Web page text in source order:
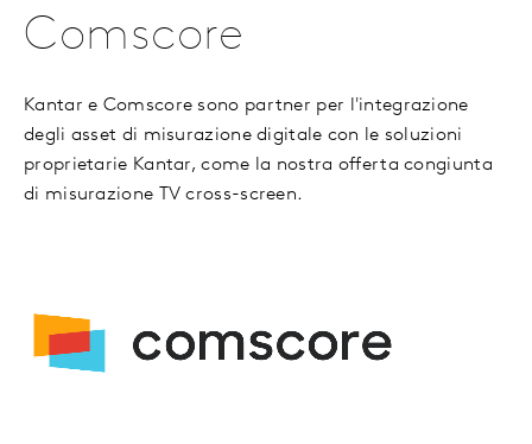
Comscore
Kantar e Comscore sono partner per l'integrazione
degli asset di misurazione digitale con le soluzioni
proprietarie Kantar, come la nostra offerta congiunta
di misurazione TV cross-screen.